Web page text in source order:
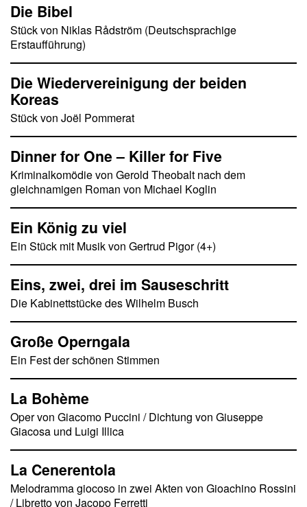
Die Bibel
Stück von Niklas Rådström (Deutschsprachige
Erstaufführung)
Die Wiedervereinigung der beiden
Koreas
Stück von Joël Pommerat
Dinner for One – Killer for Five
Kriminalkomödie von Gerold Theobalt nach dem
gleichnamigen Roman von Michael Koglin
Ein König zu viel
Ein Stück mit Musik von Gertrud Pigor (4+)
Eins, zwei, drei im Sauseschritt
Die Kabinettstücke des Wilhelm Busch
Große Operngala
Ein Fest der schönen Stimmen
La Bohème
Oper von Giacomo Puccini / Dichtung von Giuseppe
Giacosa und Luigi Illica
La Cenerentola
Melodramma giocoso in zwei Akten von Gioachino Rossini
/ Libretto von Jacopo Ferretti